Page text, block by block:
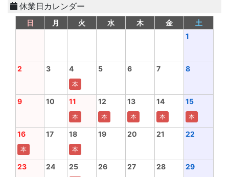
休業日カレンダー
日 月 火 水 木 金
土
1
2 3 4
本
5 6 7 8
9 10 11
本
12
本
13
本
14
本
15
本
16
本
17 18
本
19 20 21 22
23 24 25 26 27 28 29